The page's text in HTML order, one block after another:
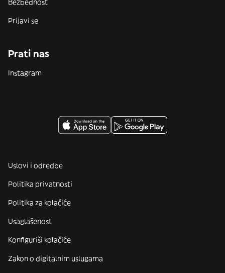
Bezbednost
Prijavi se
Prati nas
Instagram
Uslovi i odredbe
Politika privatnosti
Politika za kolačiće
Usaglašenost
Konfiguriši kolačiće
Zakon o digitalnim uslugama